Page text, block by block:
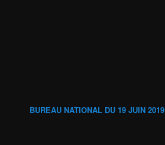
BUREAU NATIONAL DU 19 JUIN 2019